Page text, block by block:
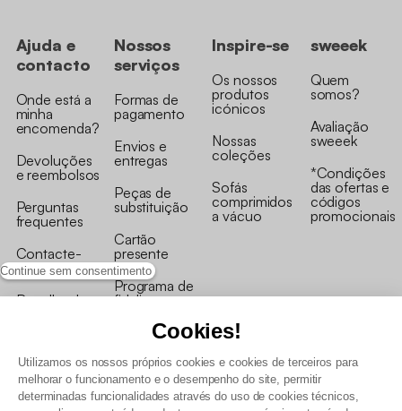
Continue sem consentimento
Cookies!
Utilizamos os nossos próprios cookies e cookies de terceiros para
melhorar o funcionamento e o desempenho do site, permitir
determinadas funcionalidades através do uso de cookies técnicos,
Ajuda e
contacto
Onde está a
minha
encomenda?
Devoluções
e reembolsos
Perguntas
frequentes
Contacte-
nos
Recolha de
Nossos
serviços
Formas de
pagamento
Envios e
entregas
Peças de
substituição
Cartão
presente
Programa de
fidelizaçao
Inspire-se
Os nossos
produtos
icónicos
Nossas
coleções
Sofás
comprimidos
a vácuo
sweeek
Quem
somos?
Avaliação
sweeek
*Condições
das ofertas e
códigos
promocionais